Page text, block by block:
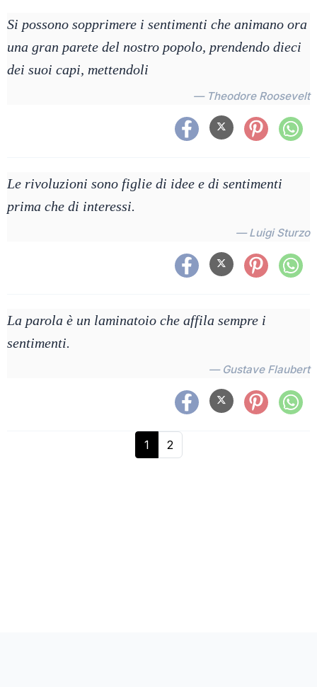
Si possono sopprimere i sentimenti che animano ora
una gran parete del nostro popolo, prendendo dieci
dei suoi capi, mettendoli
— Theodore Roosevelt
Le rivoluzioni sono figlie di idee e di sentimenti
prima che di interessi.
— Luigi Sturzo
La parola è un laminatoio che affila sempre i
sentimenti.
— Gustave Flaubert
1 2